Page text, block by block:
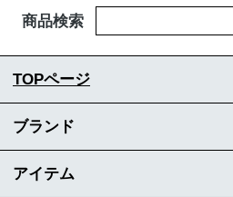
商品検索
TOPページ
ブランド
アイテム